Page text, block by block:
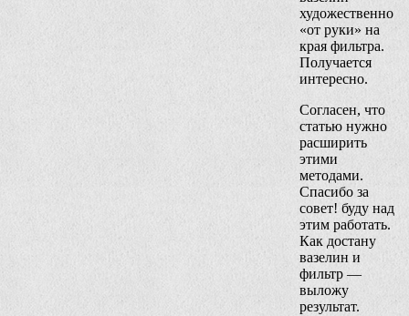
художественно
«от руки» на
края фильтра.
Получается
интересно.
Согласен, что
статью нужно
расширить
этими
методами.
Спасибо за
совет! буду над
этим работать.
Как достану
вазелин и
фильтр —
выложу
результат.